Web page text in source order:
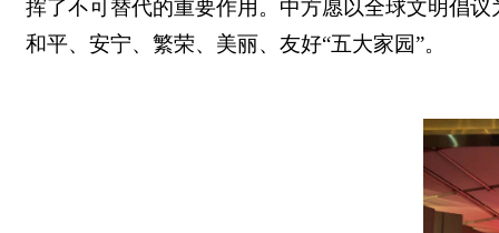
挥了不可替代的重要作用。中方愿以全球文明倡
和平、安宁、繁荣、美丽、友好“五大家园”。